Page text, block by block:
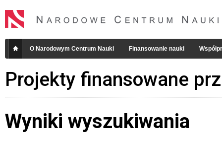
O Narodowym Centrum Nauki Finansowanie nauki
Projekty finansowane
Wyniki wyszukiwania